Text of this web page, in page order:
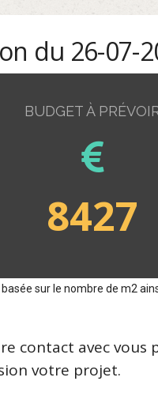
du 26-07-
BUDGET À
8427
sur le nombre de m2
contact avec vous
votre projet.